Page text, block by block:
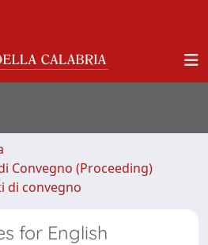
Convegno (Proceeding)
di convegno
for English